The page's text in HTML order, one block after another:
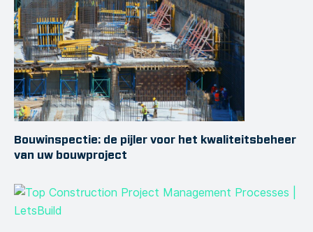
Bouwinspectie: de pijler voor het kwaliteitsbeheer
van uw bouwproject